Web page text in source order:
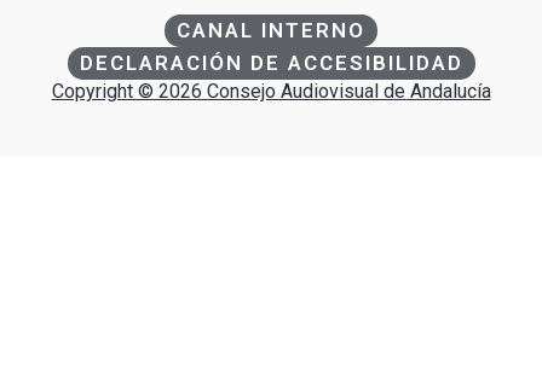
CANAL INTERNO
DECLARACIÓN DE ACCESIBILIDAD
Copyright © 2026 Consejo Audiovisual de Andalucía